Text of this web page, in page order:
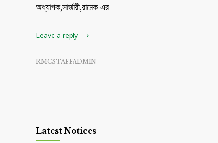
অধ্যাপক,সার্জারী,রামেক এর
Leave a reply
RMCSTAFFADMIN
Latest Notices